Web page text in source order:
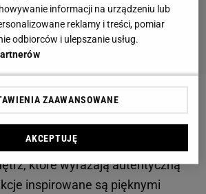
z siedzibą w Barcelonie jest
wyjątkowe tekstylia domowe.
jest tworzenie niedrogich
które wyrażają autentyczną
inspirowane są pięknymi
informacji na urządzeniu lub
reklamy i treści, pomiar
odbiorców i ulepszanie usług.
ZAAWANSOWANE
AKCEPTUJĘ